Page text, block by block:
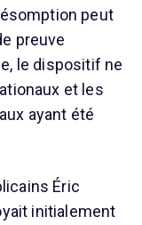
peut
preuve
le dispositif ne
et les
ayant été
Éric
initialement